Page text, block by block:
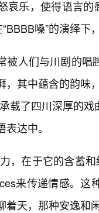
哀乐，使得语言
“BBBB嗓”的演绎
被人们与川剧的唱
，其中蕴含的韵味
载了四川深厚的
达中。
，在于它的含蓄
来传递情感。这
着天，那种安逸和